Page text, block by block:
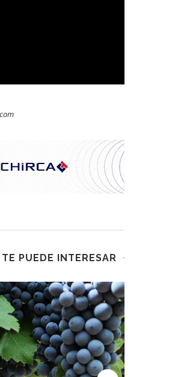
PUEDE INTERESAR